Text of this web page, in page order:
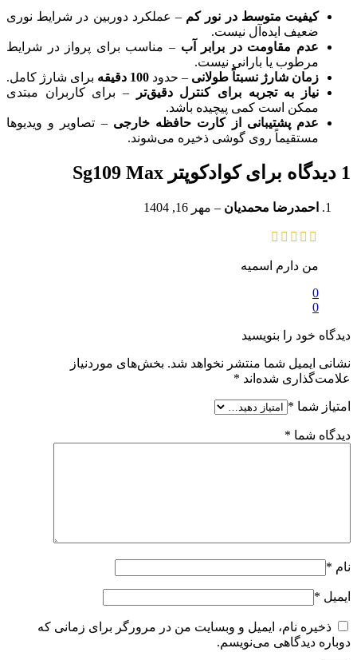
کیفیت متوسط در نور کم – عملکرد دوربین در شرایط نوری
ضعیف ایده‌آل نیست.
عدم مقاومت در برابر آب – مناسب برای پرواز در شرایط
مرطوب یا بارانی نیست.
زمان شارژ نسبتاً طولانی – حدود 100 دقیقه
برای شارژ کامل.
نیاز به تجربه برای کنترل دقیق‌تر
– برای کاربران مبتدی
ممکن است کمی پیچیده باشد.
عدم پشتیبانی از کارت حافظه خارجی – تصاویر و ویدیوها
مستقیماً روی گوشی ذخیره می‌شوند.
1 دیدگاه برای کوادکوپتر Sg109 Max
احمدرضا محمدیان – مهر 16, 1404
من دارم اسمیه
0
0
دیدگاه خود را بنویسید
نشانی ایمیل شما منتشر نخواهد شد. بخش‌های موردنیاز
علامت‌گذاری شده‌اند *
امتیاز شما *
دیدگاه شما *
نام *
ایمیل *
ذخیره نام، ایمیل و وبسایت من در مرورگر برای زمانی که
دوباره دیدگاهی می‌نویسم.